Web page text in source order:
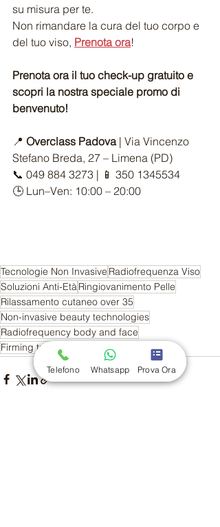
su misura per te.
Non rimandare la cura del tuo corpo e
del tuo viso, Prenota ora!
Prenota ora il tuo check-up gratuito e
scopri la nostra speciale promo di
benvenuto!
📍 Overclass Padova | Via Vincenzo
Stefano Breda, 27 – Limena (PD)
📞 049 884 3273 | 📱 350 1345534
🕒 Lun–Ven: 10:00 – 20:00
Tecnologie Non Invasive Radiofrequenza Viso
Soluzioni Anti-EtàRingiovanimento Pelle
Rilassamento cutaneo over 35
Non-invasive beauty technologies
Radiofrequency body and face
Firming treatments Padova
Telefono Whatsapp Prova Ora